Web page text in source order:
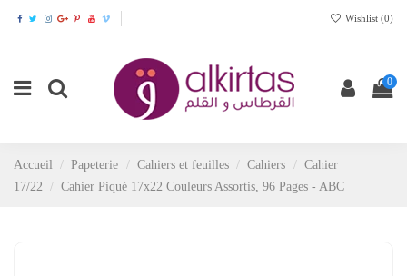
Wishlist (0)
0
Accueil Papeterie Cahiers et feuilles Cahiers
Cahier
17/22
Cahier Piqué 17x22 Couleurs Assortis, 96 Pages - ABC